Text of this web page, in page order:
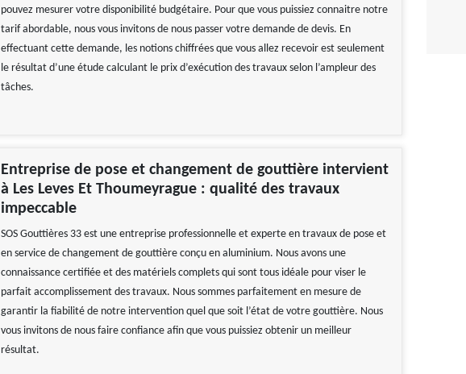
pouvez mesurer votre disponibilité budgétaire. Pour que vous puissiez connaitre notre
tarif abordable, nous vous invitons de nous passer votre demande de devis. En
effectuant cette demande, les notions chiffrées que vous allez recevoir est seulement
le résultat d’une étude calculant le prix d’exécution des travaux selon l’ampleur des
tâches.
Entreprise de pose et changement de gouttière intervient
à Les Leves Et Thoumeyrague : qualité des travaux
impeccable
SOS Gouttières 33 est une entreprise professionnelle et experte en travaux de pose et
en service de changement de gouttière conçu en aluminium. Nous avons une
connaissance certifiée et des matériels complets qui sont tous idéale pour viser le
parfait accomplissement des travaux. Nous sommes parfaitement en mesure de
garantir la fiabilité de notre intervention quel que soit l’état de votre gouttière. Nous
vous invitons de nous faire confiance afin que vous puissiez obtenir un meilleur
résultat.